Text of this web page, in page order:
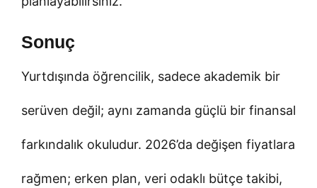
Sonuç
Yurtdışında öğrencilik, sadece akademik bir
serüven değil; aynı zamanda güçlü bir finansal
farkındalık okuludur. 2026’da değişen fiyatlara
rağmen; erken plan, veri odaklı bütçe takibi,